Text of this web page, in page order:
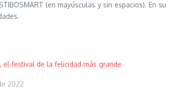
(en mayúsculas y sin espacios). En su
el festival de la felicidad más grande
2022